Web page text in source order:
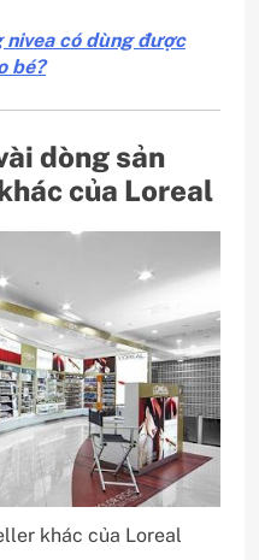
có dùng được
bé?
dòng sản
của Loreal
khác của Loreal